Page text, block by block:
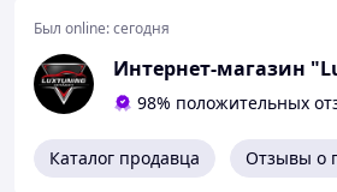
Был online:сегодня
Интернет-магазин
98% положительных
Каталог продавца Отзывы о